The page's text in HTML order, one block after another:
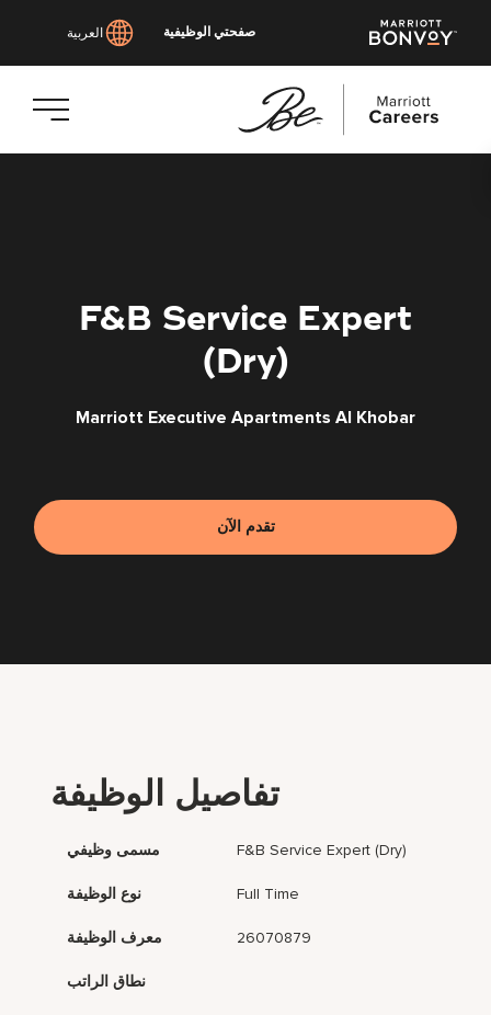
صفحتي الوظيفية العربية
F&B Service Expert
(Dry)
Marriott Executive Apartments Al Khobar
تقدم الآن
تفاصيل الوظيفة
مسمى وظيفي F&B Service Expert (Dry)
نوع الوظيفة Full Time
معرف الوظيفة 26070879
نطاق الراتب